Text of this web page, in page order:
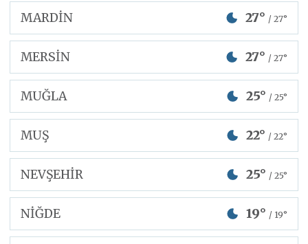
MARDİN 27° / 27°
MERSİN 27° / 27°
MUĞLA 25° / 25°
MUŞ 22° / 22°
NEVŞEHİR 25° / 25°
NİĞDE 19° / 19°